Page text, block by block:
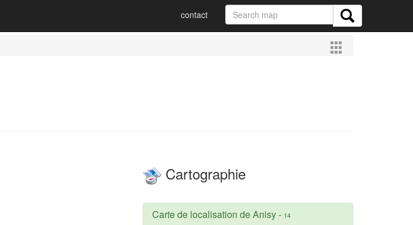
contact
Cartographie
Carte de localisation de Anisy- 14